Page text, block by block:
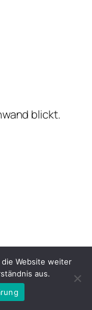
blickt.
Website weiter
aus.